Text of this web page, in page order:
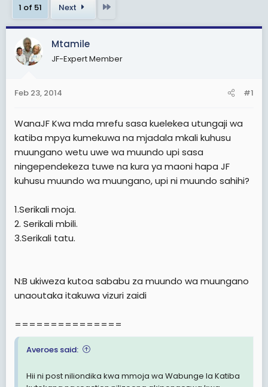
1 of 51 Next
Mtamile
JF-Expert Member
Feb 23, 2014 #1
WanaJF Kwa mda mrefu sasa kuelekea utungaji wa
katiba mpya kumekuwa na mjadala mkali kuhusu
muungano wetu uwe wa muundo upi sasa
ningependekeza tuwe na kura ya maoni hapa JF
kuhusu muundo wa muungano, upi ni muundo sahihi?
1.Serikali moja.
2. Serikali mbili.
3.Serikali tatu.
N:B ukiweza kutoa sababu za muundo wa muungano
unaoutaka itakuwa vizuri zaidi
===============
Averoes said:
Hii ni post niliondika kwa mmoja wa Wabunge la Katiba